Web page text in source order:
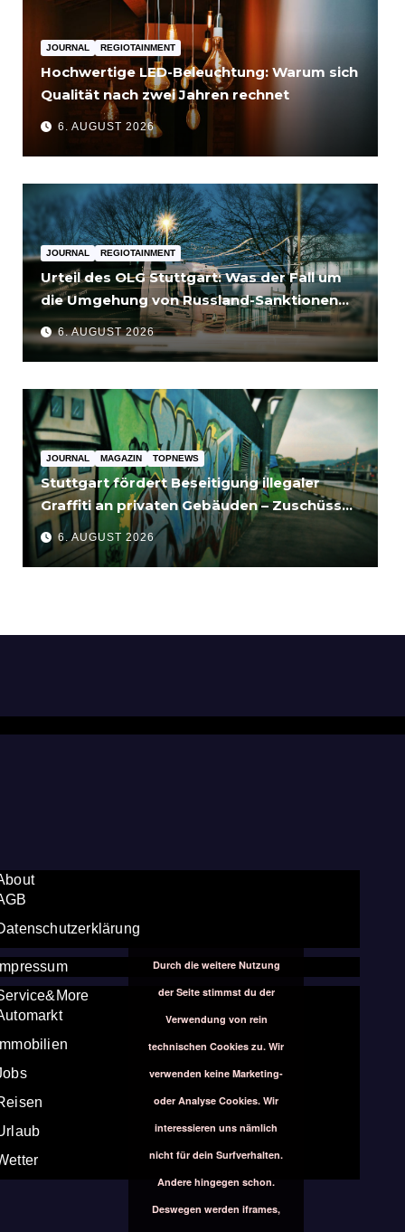
JOURNAL REGIOTAINMENT
Hochwertige LED-Beleuchtung: Warum sich
Qualität nach zwei Jahren rechnet
6. AUGUST 2026
JOURNAL REGIOTAINMENT
Urteil des OLG Stuttgart: Was der Fall um
die Umgehung von Russland-Sanktionen
für Unternehmen bedeutet
6. AUGUST 2026
JOURNAL MAGAZIN TOPNEWS
Stuttgart fördert Beseitigung illegaler
Graffiti an privaten Gebäuden – Zuschüsse
bis 3.500 Euro
6. AUGUST 2026
Durch die weitere Nutzung
der Seite stimmst du der
Verwendung von rein
technischen Cookies zu. Wir
verwenden keine Marketing-
oder Analyse Cookies. Wir
interessieren uns nämlich
nicht für dein Surfverhalten.
Andere hingegen schon.
Deswegen werden iframes,